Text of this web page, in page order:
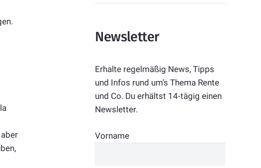
Newsletter
Erhalte regelmäßig News, Tipps
und Infos rund um’s Thema Rente
und Co. Du erhältst 14-tägig einen
Newsletter.
Vorname